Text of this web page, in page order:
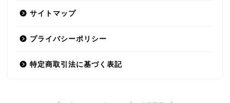
サイトマップ
プライバシーポリシー
特定商取引法に基づく表記